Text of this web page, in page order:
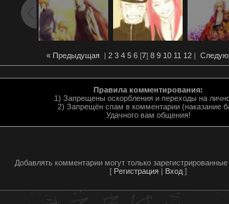
« Предыдущая | 2 3 4 5 6 [7] 8 9 10 11 12 |
Правила комментирования:
1) Запрещены оскорбления и переходы на
2) Запрещён спам в комментарии (наказание
Удачного вам общения!
Добавлять комментарии могут только зарегистрированные
[ Регистрация| Вход]